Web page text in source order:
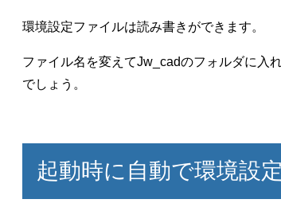
環境設定ファイルは読み書きができます。
ファイル名を変えてJw_cadのフォルダに入
でしょう。
起動時に自動で環境設